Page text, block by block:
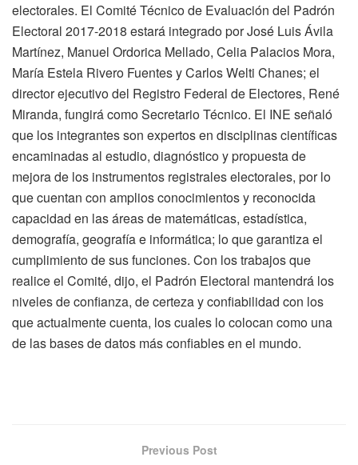
electorales. El Comité Técnico de Evaluación del Padrón
Electoral 2017-2018 estará integrado por José Luis Ávila
Martínez, Manuel Ordorica Mellado, Celia Palacios Mora,
María Estela Rivero Fuentes y Carlos Welti Chanes; el
director ejecutivo del Registro Federal de Electores, René
Miranda, fungirá como Secretario Técnico. El INE señaló
que los integrantes son expertos en disciplinas científicas
encaminadas al estudio, diagnóstico y propuesta de
mejora de los instrumentos registrales electorales, por lo
que cuentan con amplios conocimientos y reconocida
capacidad en las áreas de matemáticas, estadística,
demografía, geografía e informática; lo que garantiza el
cumplimiento de sus funciones. Con los trabajos que
realice el Comité, dijo, el Padrón Electoral mantendrá los
niveles de confianza, de certeza y confiabilidad con los
que actualmente cuenta, los cuales lo colocan como una
de las bases de datos más confiables en el mundo.
Previous Post